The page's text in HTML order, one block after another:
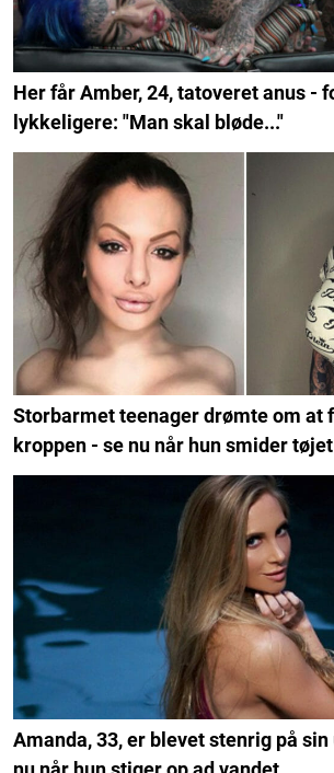
Her får Amber, 24, tatoveret anus -
lykkeligere: "Man skal bløde..."
Storbarmet teenager drømte om at
kroppen - se nu når hun smider
Amanda, 33, er blevet stenrig på